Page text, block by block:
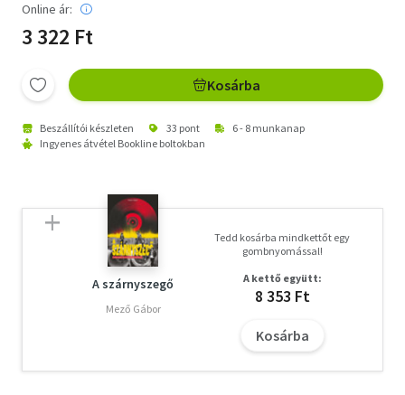
Online ár:
3 322 Ft
Kosárba
Beszállítói készleten 33 pont
6 - 8 munkanap
Ingyenes átvétel Bookline boltokban
A szárnyszegő
Mező Gábor
Tedd kosárba mindkettőt egy
gombnyomással!
A kettő együtt:
8 353 Ft
Kosárba